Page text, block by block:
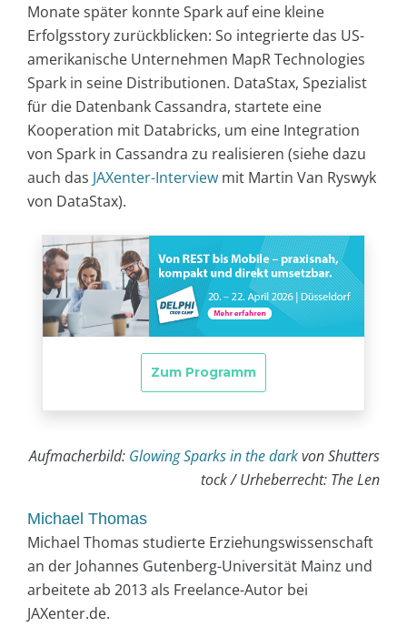
Monate später konnte Spark auf eine kleine
Erfolgsstory zurückblicken: So integrierte das US-
amerikanische Unternehmen MapR Technologies
Spark in seine Distributionen. DataStax, Spezialist
für die Datenbank Cassandra, startete eine
Kooperation mit Databricks, um eine Integration
von Spark in Cassandra zu realisieren (siehe dazu
auch das JAXenter-Interview mit Martin Van Ryswyk
von DataStax).
Aufmacherbild: Glowing Sparks in the darkvon Shutters
tock / Urheberrecht: The Len
Michael Thomas
Michael Thomas studierte Erziehungswissenschaft
an der Johannes Gutenberg-Universität Mainz und
arbeitete ab 2013 als Freelance-Autor bei
JAXenter.de.